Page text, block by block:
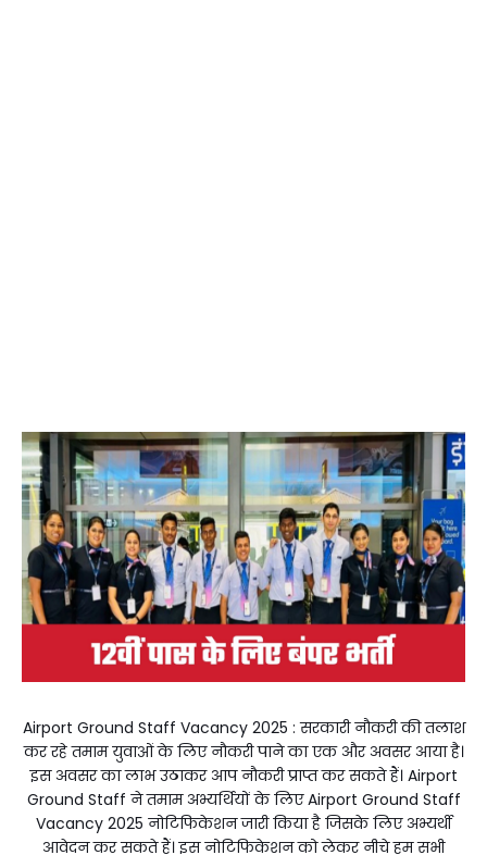
Airport Ground Staff Vacancy 2025 : सरकारी नौकरी की तलाश
कर रहे तमाम युवाओं के लिए नौकरी पाने का एक और अवसर आया है।
इस अवसर का लाभ उठाकर आप नौकरी प्राप्त कर सकते हैं। Airport
Ground Staff ने तमाम अभ्यर्थियों के लिए Airport Ground Staff
Vacancy 2025 नोटिफिकेशन जारी किया है जिसके लिए अभ्यर्थी
आवेदन कर सकते हैं। इस नोटिफिकेशन को लेकर नीचे हम सभी